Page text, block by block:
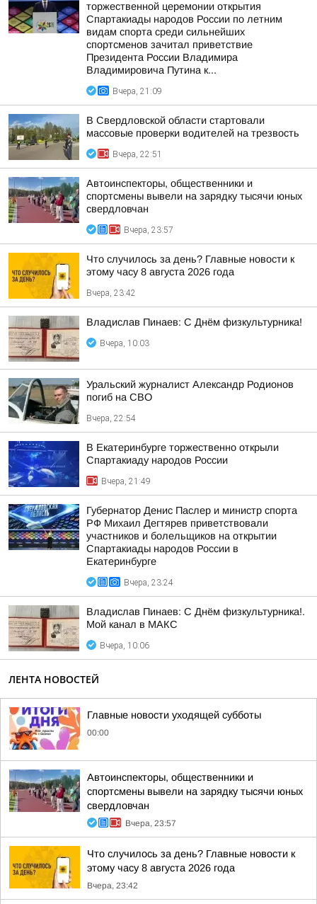
торжественной церемонии открытия
Спартакиады народов России по летним
видам спорта среди сильнейших
спортсменов зачитал приветствие
Президента России Владимира
Владимировича Путина к...
Вчера, 21:09
В Свердловской области стартовали
массовые проверки водителей на трезвость
Вчера, 22:51
Автоинспекторы, общественники и
спортсмены вывели на зарядку тысячи юных
свердловчан
Вчера, 23:57
Что случилось за день? Главные новости к
этому часу 8 августа 2026 года
Вчера, 23:42
Владислав Пинаев: С Днём физкультурника!
Вчера, 10:03
Уральский журналист Александр Родионов
погиб на СВО
Вчера, 22:54
В Екатеринбурге торжественно открыли
Спартакиаду народов России
Вчера, 21:49
Губернатор Денис Паслер и министр спорта
РФ Михаил Дегтярев приветствовали
участников и болельщиков на открытии
Спартакиады народов России в
Екатеринбурге
Вчера, 23:24
Владислав Пинаев: С Днём физкультурника!.
Мой канал в МАКС
Вчера, 10:06
ЛЕНТА НОВОСТЕЙ
Главные новости уходящей субботы
00:00
Автоинспекторы, общественники и
спортсмены вывели на зарядку тысячи юных
свердловчан
Вчера, 23:57
Что случилось за день? Главные новости к
этому часу 8 августа 2026 года
Вчера, 23:42